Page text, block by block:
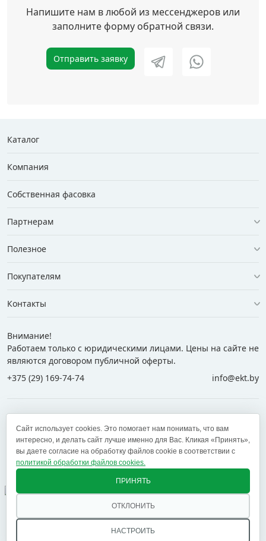
Напишите нам в любой из мессенджеров или
заполните форму обратной связи.
Отправить заявку
Каталог
Компания
Собственная фасовка
Партнерам
Полезное
Покупателям
Контакты
Внимание!
Работаем только с юридическими лицами. Цены на сайте не
являются договором публичной оферты.
+375 (29) 169-74-74
info@ekt.by
+375 (17) 269-74-74
zakaz@ekt.by
Оставить отзыв
Брест, Витебск, Гомель, Гродно, Могилев и другие
Сайт использует cookies. Это помогает нам понимать, что вам
интересно, и делать сайт лучше именно для Вас. Кликая «Принять»,
вы даете согласие на обработку файлов cookie в соответствии с
политикой обработки файлов cookies.
НАСТРОИТЬ
ОТКЛОНИТЬ
ПРИНЯТЬ